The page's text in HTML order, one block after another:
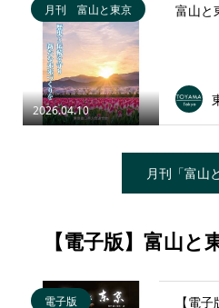
2026.04.10
月刊 富山と東京 富山と
月刊「富山
【電子版】富山と
電子版
【電